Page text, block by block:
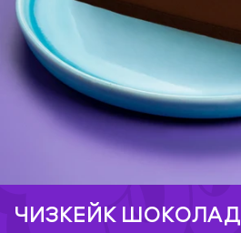
ЧИЗКЕЙК ШОКОЛАД